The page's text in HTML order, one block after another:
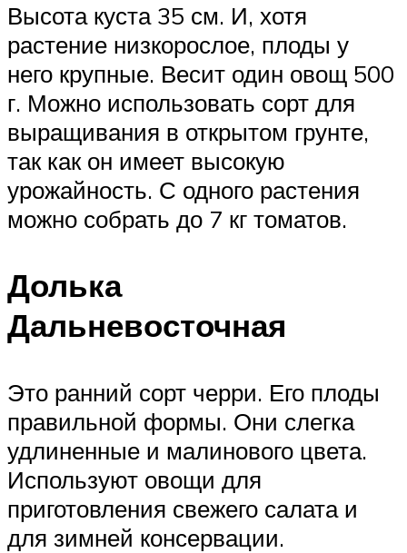
Высота куста 35 см. И, хотя
растение низкорослое, плоды у
него крупные. Весит один овощ 500
г. Можно использовать сорт для
выращивания в открытом грунте,
так как он имеет высокую
урожайность. С одного растения
можно собрать до 7 кг томатов.
Долька
Дальневосточная
Это ранний сорт черри. Его плоды
правильной формы. Они слегка
удлиненные и малинового цвета.
Используют овощи для
приготовления свежего салата и
для зимней консервации.